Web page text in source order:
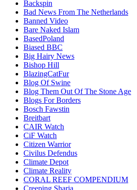
Backspin
Bad News From The Netherlands
Banned Video
Bare Naked Islam
BasedPoland
Biased BBC
Big Hairy News
Bishop Hill
BlazingCatFur
Blog Of Swine
Blog Them Out Of The Stone Age
Blogs For Borders
Bosch Fawstin
Breitbart
CAIR Watch
CiF Watch
Citizen Warrior
Civilus Defendus
Climate Depot
Climate Reality
CORAL REEF COMPENDIUM
Creeping Sharia